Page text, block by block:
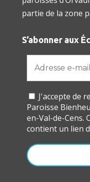
partie de la zone
S’abonner aux
J'accepte de
Paroisse
en-Val-de-Cens.
contient un lien